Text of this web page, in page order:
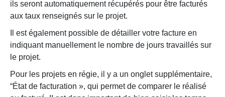
ils seront automatiquement récupérés pour être facturés
aux taux renseignés sur le projet.
Il est également possible de détailler votre facture en
indiquant manuellement le nombre de jours travaillés sur
le projet.
Pour les projets en régie, il y a un onglet supplémentaire,
“État de facturation », qui permet de comparer le réalisé